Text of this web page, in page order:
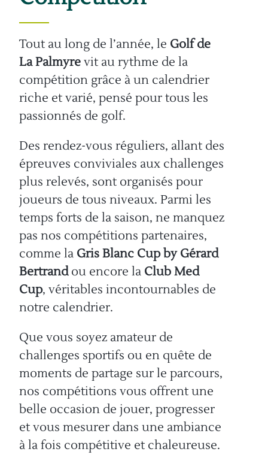
Tout au long de l’année, le Golf de
La Palmyrevit au rythme de la
compétition grâce à un calendrier
riche et varié, pensé pour tous les
passionnés de golf.
Des rendez-vous réguliers, allant des
épreuves conviviales aux challenges
plus relevés, sont organisés pour
joueurs de tous niveaux. Parmi les
temps forts de la saison, ne manquez
pas nos compétitions partenaires,
comme la Gris Blanc Cup by Gérard
Bertrandou encore la Club Med
Cup, véritables incontournables de
notre calendrier.
Que vous soyez amateur de
challenges sportifs ou en quête de
moments de partage sur le parcours,
nos compétitions vous offrent une
belle occasion de jouer, progresser
et vous mesurer dans une ambiance
à la fois compétitive et chaleureuse.